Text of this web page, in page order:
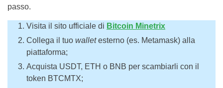
passo.
Visita il sito ufficiale di Bitcoin Minetrix
Collega il tuo walletesterno (es. Metamask) alla
piattaforma;
Acquista USDT, ETH o BNB per scambiarli con il
token BTCMTX;